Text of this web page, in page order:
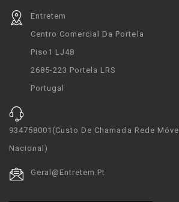
Entretem
Centro Comercial Da Portela
Piso1 LJ48
2685-223 Portela LRS
Portugal
934758001(custo De Chamada Rede Móvel
Nacional)
Geral@entretem.pt